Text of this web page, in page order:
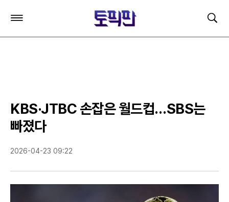
검
주
기
KBS·JTBC 손잡은 월드컵…SBS는
빠졌다
2026-04-23 09:22